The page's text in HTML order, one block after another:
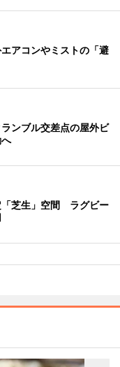
アコンやミストの「避
ンブル交差点の屋外ビ
「芝生」空間 ラグビー